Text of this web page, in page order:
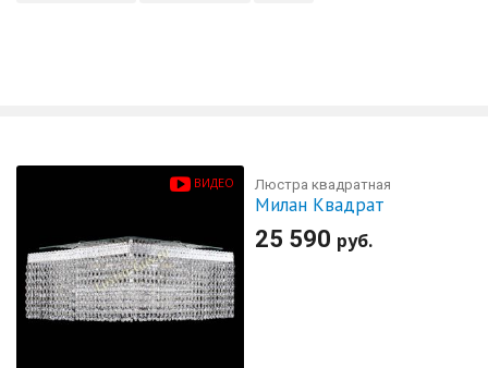
ВИДЕО Люстра квадратная
Милан Квадрат
25 590 руб.